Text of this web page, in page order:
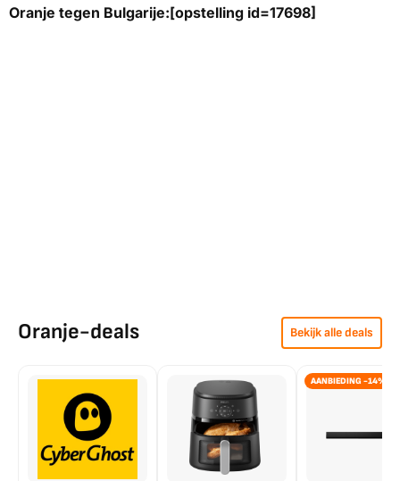
Oranje tegen Bulgarije:[opstelling id=17698]
Oranje-deals Bekijk alle deals
AANBIEDING -14%